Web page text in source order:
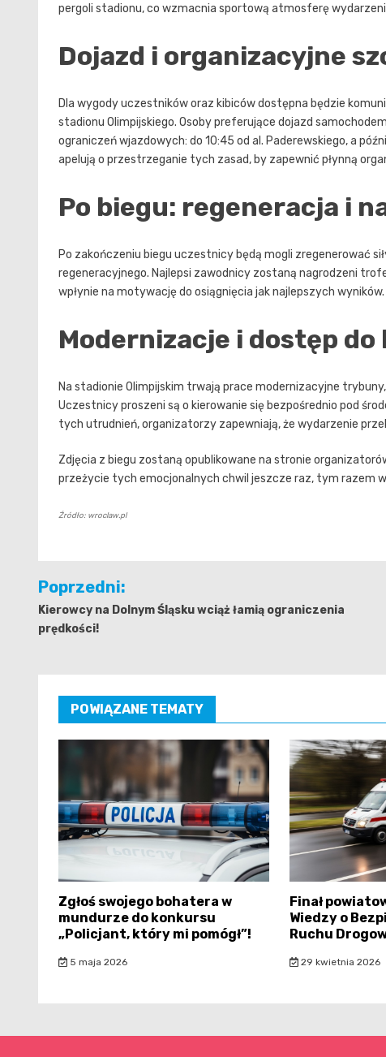
pergoli stadionu, co wzmacnia sportową atmosferę
Dojazd i organizacyjne
Dla wygody uczestników oraz kibiców dostępna będzie
stadionu Olimpijskiego. Osoby preferujące dojazd
ograniczeń wjazdowych: do 10:45 od al. Paderewskiego, a
apelują o przestrzeganie tych zasad, by zapewnić płynną
Po biegu: regeneracja i
Po zakończeniu biegu uczestnicy będą mogli zregenerować
regeneracyjnego. Najlepsi zawodnicy zostaną nagrodzeni
wpłynie na motywację do osiągnięcia jak najlepszych wyników.
Modernizacje i dostęp
Na stadionie Olimpijskim trwają prace modernizacyjne
Uczestnicy proszeni są o kierowanie się bezpośrednio pod
tych utrudnień, organizatorzy zapewniają, że wydarzenie
Zdjęcia z biegu zostaną opublikowane na stronie
przeżycie tych emocjonalnych chwil jeszcze raz, tym razem
Źródło: wroclaw.pl
Nawigacja
wpisu
Poprzedni:
Kierowcy na Dolnym Śląsku wciąż łamią ograniczenia
prędkości!
POWIĄZANE TEMATY
Zgłoś swojego bohatera w
mundurze do konkursu
„Policjant, który mi pomógł”!
5 maja 2026
Finał
Wiedzy o
Ruchu
29 kwietnia 2026